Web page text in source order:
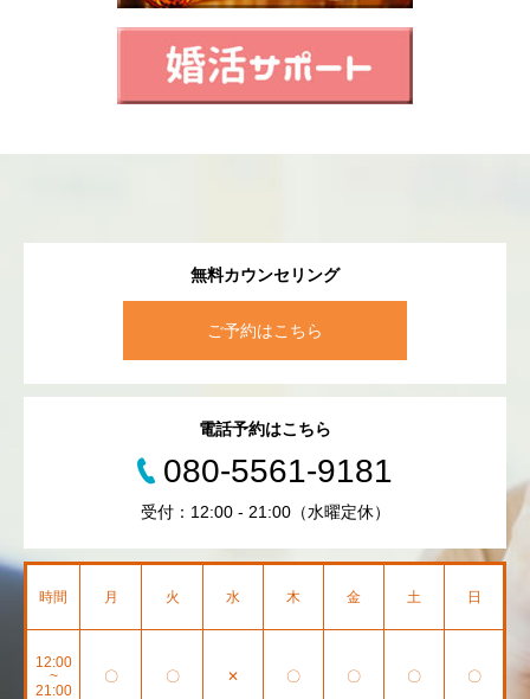
無料カウンセリング
ご予約はこちら
電話予約はこちら
080-5561-9181
受付：12:00 - 21:00（水曜定休）
時間 月 火 水 木 金 土 日
12:00
~
21:00
〇 〇 ✕ 〇 〇 〇 〇